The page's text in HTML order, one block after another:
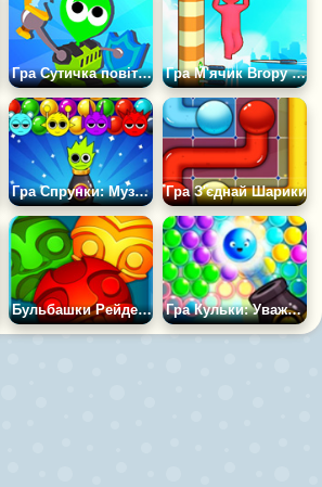
Гра Сутичка повітряних кульок Гра М'ячик Вгору 3Д
Гра Спрунки: Музичні Кулі Гра З'єднай Шарики
Бульбашки Рейдерів Гра Кульки: Уважна Стрільба